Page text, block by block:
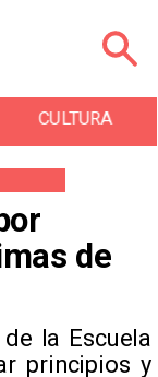
CULTURA
de
la Escuela
principios y